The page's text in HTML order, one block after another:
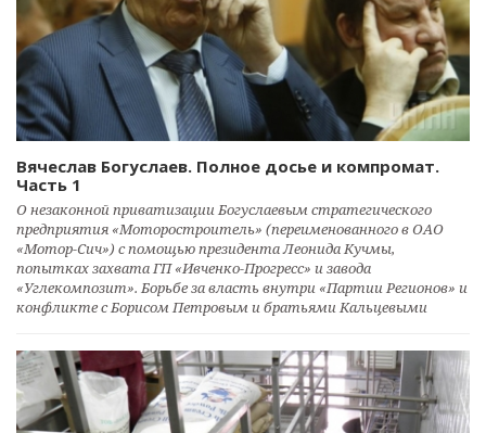
Вячеслав Богуслаев. Полное досье и компромат.
Часть 1
О незаконной приватизации Богуслаевым стратегического
предприятия «Моторостроитель» (переименованного в ОАО
«Мотор-Сич») с помощью президента Леонида Кучмы,
попытках захвата ГП «Ивченко-Прогресс» и завода
«Углекомпозит». Борьбе за власть внутри «Партии Регионов» и
конфликте с Борисом Петровым и братьями Кальцевыми